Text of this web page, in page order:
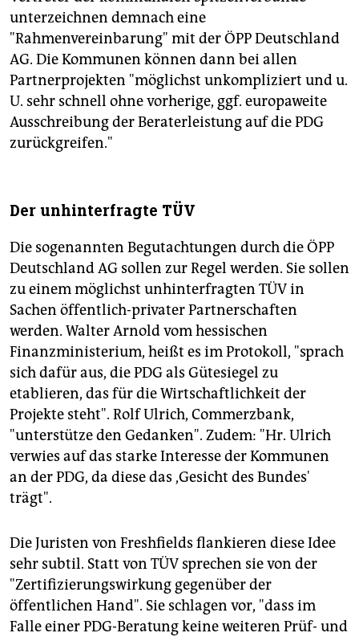
unterzeichnen demnach eine
"Rahmenvereinbarung" mit der ÖPP Deutschland
AG. Die Kommunen können dann bei allen
Partnerprojekten "möglichst unkompliziert und u.
U. sehr schnell ohne vorherige, ggf. europaweite
Ausschreibung der Beraterleistung auf die PDG
zurückgreifen."
Der unhinterfragte TÜV
Die sogenannten Begutachtungen durch die ÖPP
Deutschland AG sollen zur Regel werden. Sie sollen
zu einem möglichst unhinterfragten TÜV in
Sachen öffentlich-privater Partnerschaften
werden. Walter Arnold vom hessischen
Finanzministerium, heißt es im Protokoll, "sprach
sich dafür aus, die PDG als Gütesiegel zu
etablieren, das für die Wirtschaftlichkeit der
Projekte steht". Rolf Ulrich, Commerzbank,
"unterstütze den Gedanken". Zudem: "Hr. Ulrich
verwies auf das starke Interesse der Kommunen
an der PDG, da diese das ,Gesicht des Bundes'
trägt".
Die Juristen von Freshfields flankieren diese Idee
sehr subtil. Statt von TÜV sprechen sie von der
"Zertifizierungswirkung gegenüber der
öffentlichen Hand". Sie schlagen vor, "dass im
Falle einer PDG-Beratung keine weiteren Prüf- und